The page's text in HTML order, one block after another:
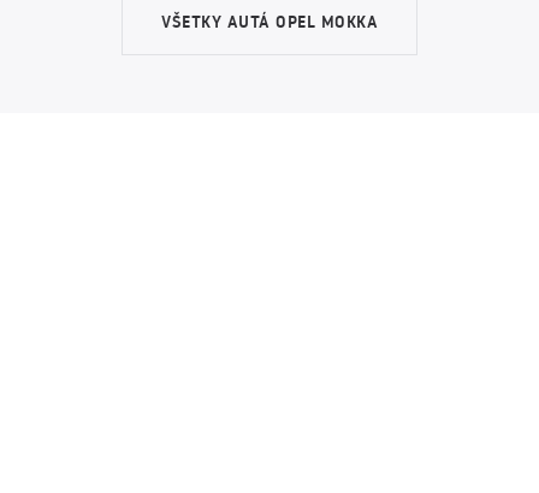
VŠETKY AUTÁ OPEL MOKKA